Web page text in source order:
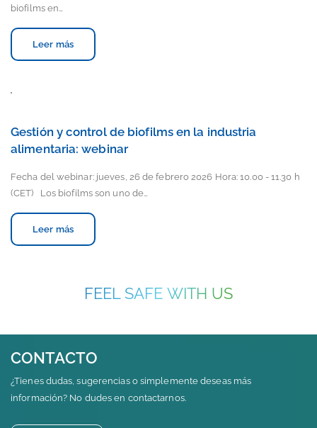
biofilms en…
Leer más
Gestión y control de biofilms en la industria
alimentaria: webinar
Fecha del webinar: jueves, 26 de febrero 2026 Hora: 10.00 - 11.30 h
(CET) Los biofilms son uno de…
Leer más
FEEL SAFE WITH US
CONTACTO
¿Tienes dudas, sugerencias o simplemente deseas más
información? No dudes en contactarnos.